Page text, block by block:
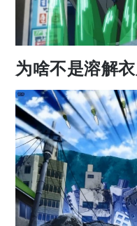
为啥不是溶解